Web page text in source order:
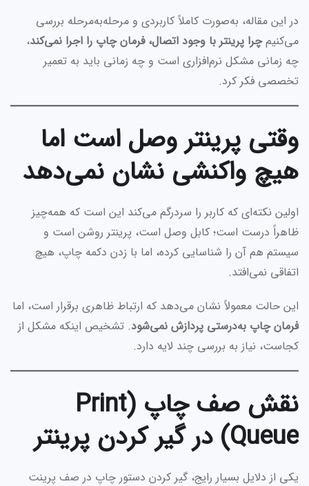
در این مقاله، به‌صورت کاملاً کاربردی و مرحله‌به‌مرحله بررسی
می‌کنیمچرا پرینتر با وجود اتصال، فرمان چاپ را اجرا نمی‌کند،
چه زمانی مشکل نرم‌افزاری است و چه زمانی باید به تعمیر
تخصصی فکر کرد.
وقتی پرینتر وصل است اما
هیچ واکنشی نشان نمی‌دهد
اولین نکته‌ای که کاربر را سردرگم می‌کند این است که همه‌چیز
ظاهراً درست است؛ کابل وصل است، پرینتر روشن است و
سیستم هم آن را شناسایی کرده، اما با زدن دکمه چاپ، هیچ
اتفاقی نمی‌افتد.
این حالت معمولاً نشان می‌دهد که ارتباط ظاهری برقرار است، اما
فرمان چاپ به‌درستی پردازش نمی‌شود. تشخیص اینکه مشکل از
کجاست، نیاز به بررسی چند لایه دارد.
نقش صف چاپ (Print
Queue) در گیر کردن پرینتر
یکی از دلایل بسیار رایج، گیر کردن دستور چاپ در صف پرینت